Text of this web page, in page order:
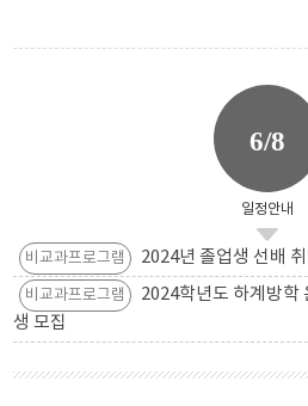
6/8
일정안내
비교과프로그램 2024년 졸업생 선배
비교과프로그램
2024학년도 하계방학
생 모집